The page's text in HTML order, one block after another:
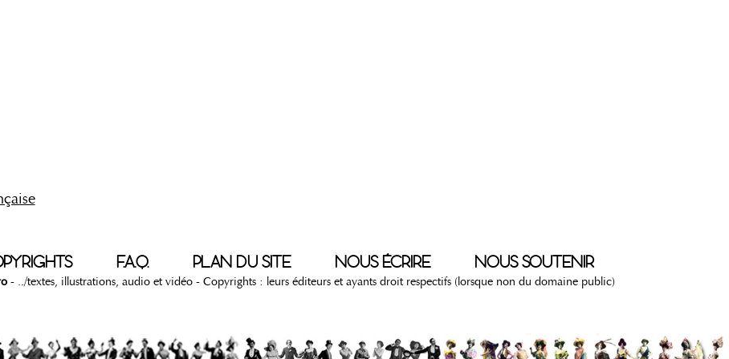
F.A.Q. PLAN DU SITE NOUS ÉCRIRE NOUS SOUTENIR
- ../textes, illustrations, audio et vidéo - Copyrights : leurs éditeurs et ayants droit respectifs (lorsque non du domaine public)